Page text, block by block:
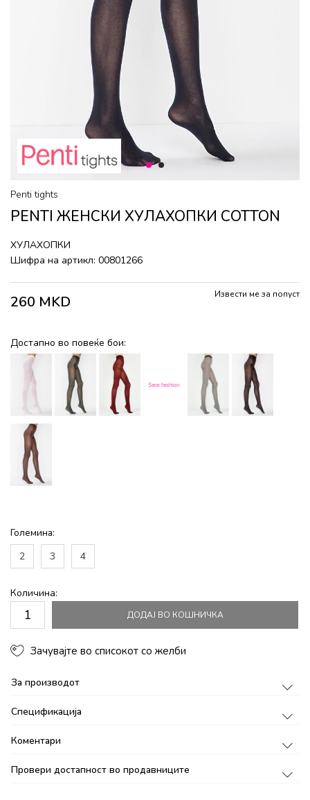
1 2
Penti tights
PENTI ЖЕНСКИ ХУЛАХОПКИ COTTON
ХУЛАХОПКИ
Шифра на артикл: 00801266
260 MKD Извести ме за попуст
Достапно во повеќе бои:
Големина:
2
3 4
Количина:
ДОДАЈ ВО КОШНИЧКА
Зачувајте во списокот со желби
За производот
Спецификација
Коментари
Провери достапност во продавниците